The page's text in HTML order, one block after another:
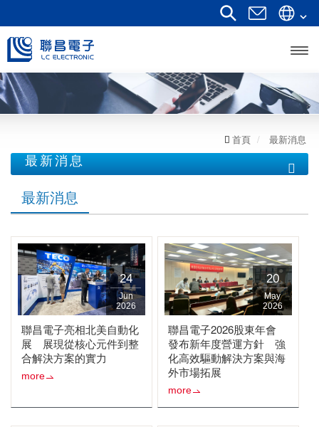
主選
首頁 最新消息
最新消息
最新消息
最新消息
24
Jun
2026
聯昌電子亮相北美自動化
展 展現從核心元件到整
合解決方案的實力
more
20
May
2026
聯昌電子2026股東年會
發布新年度營運方針 強
化高效驅動解決方案與海
外市場拓展
more